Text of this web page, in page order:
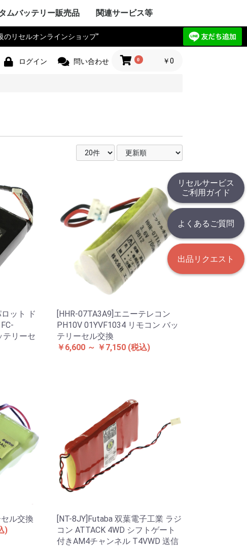
リセルサービス
ご利用ガイド
よくあるご質問
出品リクエスト
SONY VAIO
ニック
ル Apple Mac
CASIO
ー Victor
本電気
ック Compaq
プ SHARP
ーレット・パ
ド
ゲートウェ
Fujitsu
ー SANYO
エイサー
AKIA
エーオープン
アサス
セルボ
ン EPSON
サムソン
Lenovo
KOHJINSHA
コンピュータ
ヨー ソーテッ
フロンティ
ロソフト
OTHER
ン TOPCON
SOKKIA
Nikon JEC
ックス PENTAX
Leica
パス OLYMPUS
ブル Trimble
ラ Fujikura
計測 TAMAYA
OTHERマイクロニ
ライカ
計測器
フルーク
ロニクス
ーレット・パ
ド
機 YOKOGAWA
本無線
ボッシュ
機
ンス KEYENCE
ツ Anritsu
パス OLYMPUS
機 SANYO
ン omron
ミノルタ
NEC
ニコン
フジクラ
ップス Philips
OTHER
makita
日立工機
ニック電工
京セラ
リョービ
ボッシュ
ヒルティー
IZUMI マクセ
ックス
デウォルト
ドレメル
カクタス
ロブテックス
エクセン
精機 IKURA
DAIA
ブラ
デッカー
スナップオン
ソールランド
Rand
SUBARU
MAN アースマ
ク PAOCK
Cable
ー SHINKO
スチール
ストライカー
オーボット
ッキス
OTHER
気工業
工
機
ハイネ
モリタ製作所
ロテック
エナックス
富士フイル
機
工業
ラ Fujikura
ニック電工 松
ズビル azbil
YAMAHA
ストン
ニック
ター技研
HONDA 本田
ー SANYO
MIYATA
イクル
LIFE
SUZUKI
Hodaka
SHIMANO
ー YANMAR
商
ウジャパン
スモバイリー
MOBILLY
キ Kawasaki
アント GIANT
OTHER
SONY
イ・ディー・エ
ニック
コメット
プ SHARP
ー Victor JVC
アントン
ー
コダック
ニコン
ン CANON
イド Polaroid
ライカペンタックス
富士フイル
パス OLYMPUS
ミノルタ
MINOLTA
シーアンド
シュアイ
ナイツ
・ツァイス
興和京セラ
サージテル
SIGMAポラリオ
リコー
OTHER
ニケーションロ
オ
ル Apple
SONY
ニア
ニック
プ SHARP
CASIO
ン EPSON
KYOCERA
ケンウッ
オンキョー
テクニクス
ベンキュー
バードロジクー
TASCAM
technica
ビクター
デノン
ローランド
OTHER
DOCOMO
ーレット・パ
ド
プ SHARP
Fujitsu
ニック
CASIO
ソニー
アップル
ファーウェイ
OTHER
ン CITIZEN
ックス PENTAX
ン EPSON
ン CANON
ー工業 brother
ーレット・パ
ド
パス OLYMPUS
ニック
ック
イコーインスツ
ー電子
機
ス MAX
CASIO
精密
リメックス
OTHER
子工業ENERGY
パナソニ
オーデータ
クス ENAX
ァロー・コクヨ
サプライ
ン Nipron
ワーソリューシ
JAPAN
OTHER
ム Icom
機 MITSUBISHI
ニック
ッド
無線 YAESU
Fujitsuモトロー
STANDARD
ダード
本電気
ニア
ー Victor
本無線機
工業 OKI
ンコ ALINCO
信機
本無線機
信工業
信機 IWATSU
プ SHARP
ニテック
ツ Anritsu
ー SANYO
ム
信
本電信電話
コモ
KYOCERA
OTHER
双葉電子工業
極東開
型サンワ
リー (旧 東京電
)
工
パナソニ
下電工
レーン
機 Kinryo
ツ Anritsu
業
OTHER
セグウェイ
ン CANON
ーDENSO
無線 YAESU
ン EPSON
ンフロンティア
CASIO
プ SHARP
ック
ー
ニック
日通工
Fujitsu
ンス KEYENCE
ーラ
コムデザイン
OTHER
ソニーパナソニ
ルボッシュ
コムテック
トライウイン
ガーミン
セイワセルスタ
パイオニア
OTHER
プ SHARP
ン Dyson
クアンドデッカ
ツインバー
ニック ナショ
ソン
ー SANYO
技研
& DECKER
ュ BOSCH
ガイズ
トエイム 環境
makita
レイコップ
ャー KARCHER
スオーヤマ
アンカー
OTHER
ニックモトロー
通信機
ン
ム
本電気
SONY
OTHER
ニック電工
イテック
池
機 MITSUBISHI
機 DAIKO
リック
気
本電気
ソフトエナジ
電機
クター
サ
機 SANYO
池
スメルコテック
スサフト
OTHER
ニック
SANYO・サン
ソフトエナジ
ト ジーエスサ
コテック
ー SEIKO
INAXナブテスコ
ツインバー
OTHER
ン
カシオ
イコーインスツ
キャノン
シャープ
JIM キングジム
パナソニ
OTHER
リア アイエピ
ブラウン
フィリップス
ウォール
カピラス
パナソニ
下
三洋電機
ルオムロン
ツインバー
電機
ムバッテリー販売品 関連サービス等
（サンプル送付申込）
見積（送付申込）
販売品
回収
リセルオンラインショップ”
ログイン 問い合わせ 0 ￥0
ット ド
テリーセ
[HHR-07TA3A9]エニーテレコン
PH10V 01YVF1034 リモコン バッ
テリーセル交換
￥6,600 ～ ￥7,150 (税込)
ル交換
)
[NT-8JY]Futaba 双葉電子工業 ラジ
コン ATTACK 4WD シフトゲート
付きAM4チャンネル T4VWD 送信